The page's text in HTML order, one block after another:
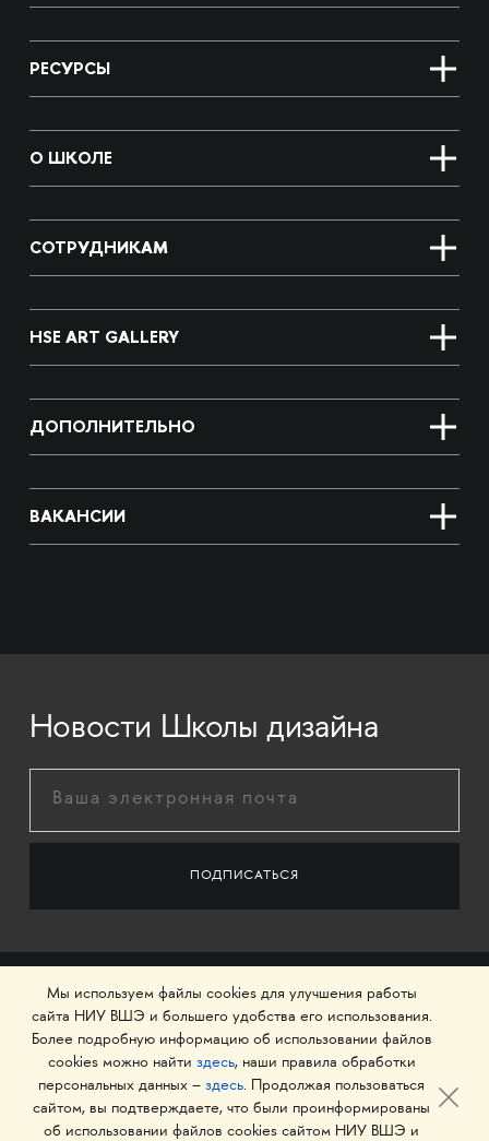
РЕСУРСЫ
О ШКОЛЕ
СОТРУДНИКАМ
HSE ART GALLERY
ДОПОЛНИТЕЛЬНО
ВАКАНСИИ
Новости Школы дизайна
Мы используем файлы cookies для улучшения работы
сайта НИУ ВШЭ и большего удобства его использования.
Более подробную информацию об использовании файлов
cookies можно найти здесь, наши правила обработки
персональных данных – здесь. Продолжая пользоваться
сайтом, вы подтверждаете, что были проинформированы
об использовании файлов cookies сайтом НИУ ВШЭ и